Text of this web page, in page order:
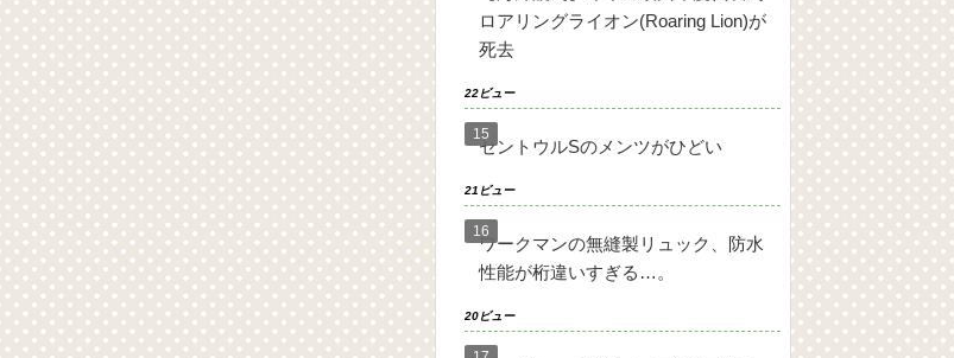
ロアリングライオン(Roaring Lion)が
死去
22ビュー
セントウルSのメンツがひどい
21ビュー
ワークマンの無縫製リュック、防水
性能が桁違いすぎる…。
20ビュー